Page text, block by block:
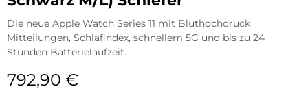
Die neue Apple Watch Series 11 mit Bluthochdruck
Mitteilungen, Schlafindex, schnellem 5G und bis zu 24
Stunden Batterielaufzeit.
792,90 €